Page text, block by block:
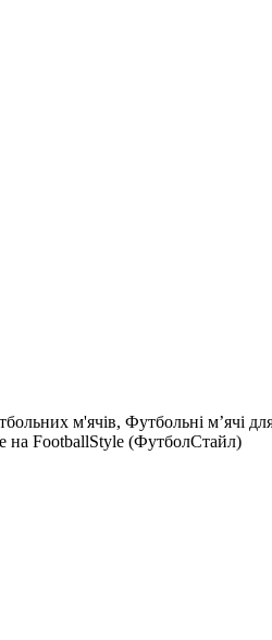
м'ячів, Футбольні м’ячі
на FootballStyle (ФутболСтайл)